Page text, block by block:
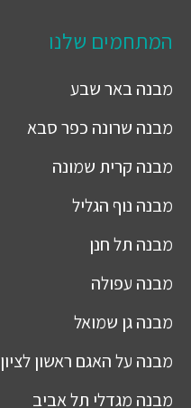
המתחמים שלנו
מבנהבאר שבע
מבנה שרונה כפר סבא
מבנה קרית שמונה
מבנה נוף הגליל
מבנה תל חנן
מבנה עפולה
מבנהגן שמואל
מבנה על האגם ראשון לציון
מבנה מגדלי תל אביב